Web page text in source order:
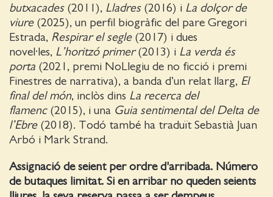
butxacades(2011), Lladres(2016) i La dolçor de
viure (2025), un perfil biogràfic del pare Gregori
Estrada, Respirar el segle(2017) i dues
novel·les, L’horitzó primer(2013) i La verda és
porta (2021, premi NoLlegiu de no ficció i premi
Finestres de narrativa), a banda d’un relat llarg, El
final del món, inclòs dins La recerca del
flamenc (2015), i una Guia sentimental del Delta de
l’Ebre(2018). Todó també ha traduït Sebastià Juan
Arbó i Mark Strand.
Assignació de seient per ordre d'arribada. Número
de butaques limitat. Si en arribar no queden seients